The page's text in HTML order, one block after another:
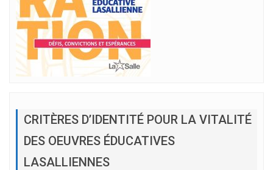
CRITÈRES D’IDENTITÉ POUR LA VITALITÉ
DES OEUVRES ÉDUCATIVES
LASALLIENNES